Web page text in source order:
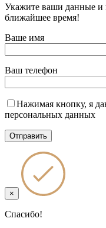
Укажите ваши данные и
ближайшее время!
Ваше имя
Ваш телефон
Нажимая кнопку, я
персональных данных
×
Спасибо!